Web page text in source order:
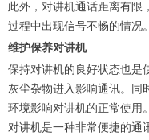
此外，对讲机通话距离有限
过程中出现信号不畅的情况。
维护保养对讲机
保持对讲机的良好状态也是
灰尘杂物进入影响通讯。同
环境影响对讲机的正常使用。
对讲机是一种非常便捷的通